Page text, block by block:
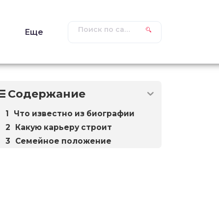
Еще
Содержание
Что известно из биографии
Какую карьеру строит
Семейное положение